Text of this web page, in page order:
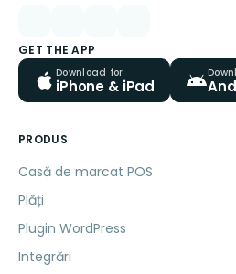
GET THE APP
Download for
iPhone & iPad
PRODUS
Casă de marcat POS
Plăți
Plugin WordPress
Integrări